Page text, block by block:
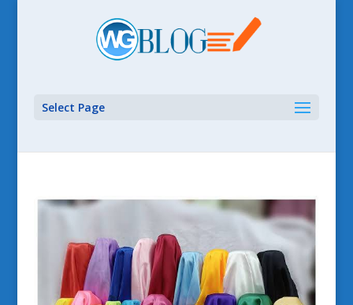
Select Page